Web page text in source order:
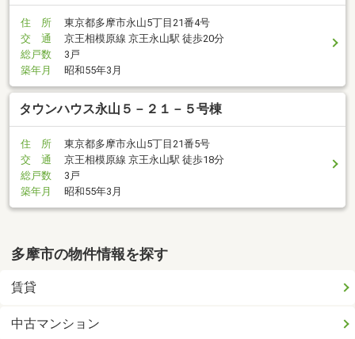
住 所
東京都多摩市永山5丁目21番4号
交 通
京王相模原線 京王永山駅 徒歩20分
総戸数
3戸
築年月
昭和55年3月
タウンハウス永山５－２１－５号棟
住 所
東京都多摩市永山5丁目21番5号
交 通
京王相模原線 京王永山駅 徒歩18分
総戸数
3戸
築年月
昭和55年3月
多摩市の物件情報を探す
賃貸
中古マンション